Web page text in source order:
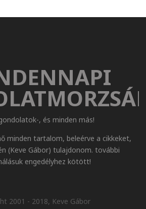
, és minden más!
minden tartalom, beleérve a cikkeket,
(Keve Gábor) tulajdonom. további
engedélyhez kötött!
2001 - 2018, Keve Gábor